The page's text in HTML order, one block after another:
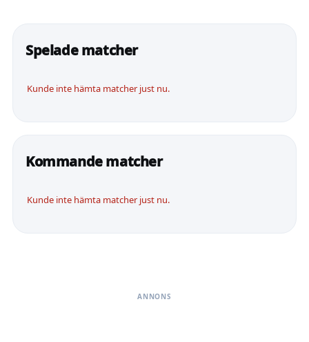
Spelade matcher
Kunde inte hämta matcher just nu.
Kommande matcher
Kunde inte hämta matcher just nu.
ANNONS